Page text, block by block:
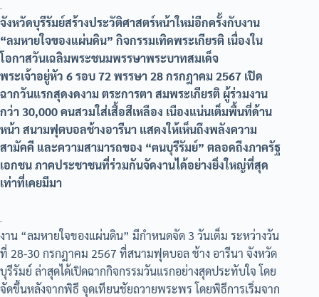
.
จังหวัดบุรีรัมย์สร้างประวัติศาสตร์หน้าใหม่อีกครั้งกับงาน
“ลมหายใจของแผ่นดิน” กิจกรรมเทิดพระเกียรติ เนื่องใน
โอกาสวันเฉลิมพระชนมพรรษาพระบาทสมเด็จ
พระเจ้าอยู่หัว 6 รอบ 72 พรรษา 28 กรกฎาคม 2567 เปิด
ฉากวันแรกสุดงดงาม ตระการตา สมพระเกียรติ ผู้ร่วมงาน
กว่า 30,000 คนสวมใส่เสื้อสีเหลือง เนืองแน่นเต็มพื้นที่ด้าน
หน้า สนามฟุตบอลช้างอารีนา แสดงให้เห็นถึงพลังความ
สามัคคี และความสามารถของ “ฅนบุรีรัมย์” ตลอดถึงภาครัฐ
เอกชน ภาคประชาชนที่ร่วมกันจัดงานได้อย่างยิ่งใหญ่ที่สุด
เท่าที่เคยมีมา
.
งาน “ลมหายใจของแผ่นดิน” มีกำหนดจัด 3 วันเต็ม ระหว่างวัน
ที่ 28-30 กรกฎาคม 2567 ที่สนามฟุตบอล ช้าง อารีนา จังหวัด
บุรีรัมย์ ล่าสุดได้เปิดฉากกิจกรรมวันแรกอย่างสุดประทับใจ โดย
จัดขึ้นหลังจากพิธี จุดเทียนชัยถวายพระพร โดยพิธีการเริ่มจาก